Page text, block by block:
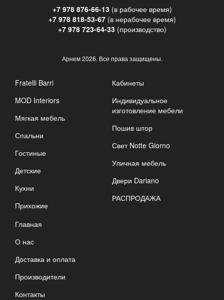
+7 978 876-66-13(в рабочее время)
+7 978 818-53-67(в нерабочее время)
+7 978 723-64-33(производство)
Арнем2026. Все права защищены.
Fratelli Barri
MOD Interiors
Мягкая мебель
Спальни
Гостиные
Детские
Кухни
Прихожие
Кабинеты
Индивидуальное
изготовление мебели
Пошив штор
Свет Notte Giorno
Уличная мебель
Двери Dariano
РАСПРОДАЖА
Главная
О нас
Доставка и оплата
Производители
Контакты